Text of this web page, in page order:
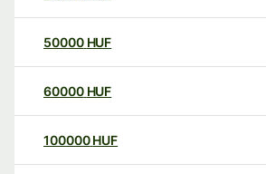
50000 HUF
60000 HUF
100000 HUF